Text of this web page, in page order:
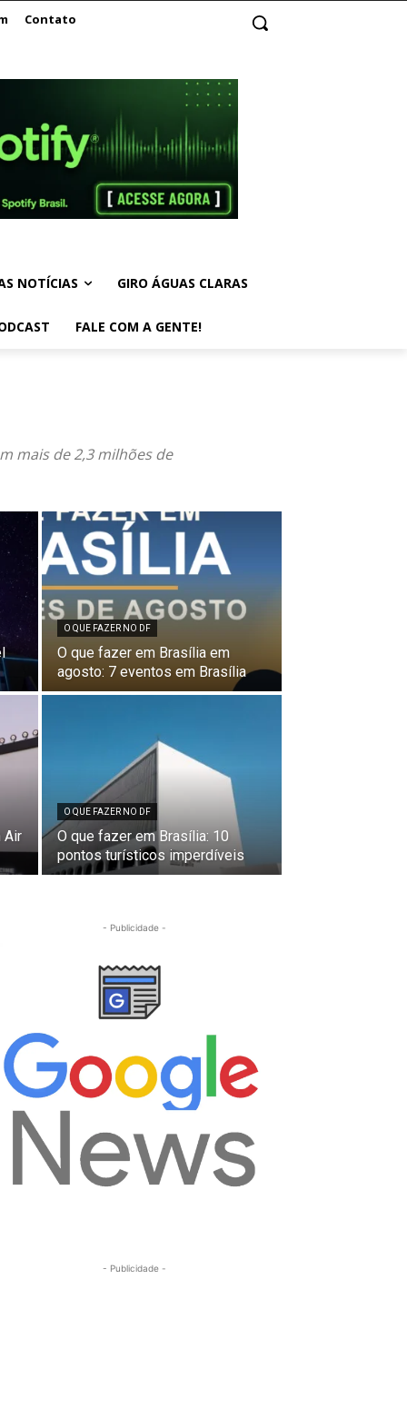
Contato
NOTÍCIAS GIRO ÁGUAS CLARAS
FALE COM A GENTE!
mais de 2,3 milhões de
O QUE FAZER NO DF
O que fazer em Brasília em
agosto: 7 eventos em Brasília
Air
O QUE FAZER NO DF
O que fazer em Brasília: 10
pontos turísticos imperdíveis
- Publicidade -
- Publicidade -